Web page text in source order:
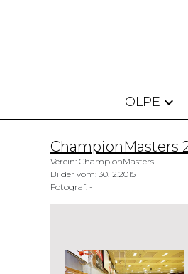
OLPE keyboard_arrow_down
ChampionMasters
Verein: ChampionMasters
Bilder vom: 30.12.2015
Fotograf: -